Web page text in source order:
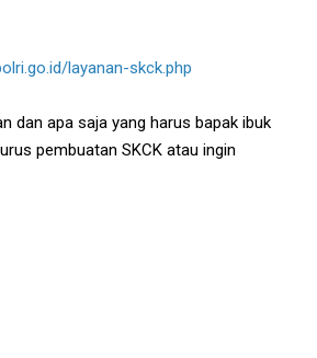
layanan-skck.php
dan apa saja yang harus bapak ibuk
pembuatan SKCK atau ingin